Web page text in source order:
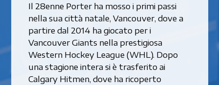
Il 28enne Porter ha mosso i primi passi
nella sua città natale, Vancouver, dove a
partire dal 2014 ha giocato per i
Vancouver Giants nella prestigiosa
Western Hockey League (WHL). Dopo
una stagione intera si è trasferito ai
Calgary Hitmen, dove ha ricoperto